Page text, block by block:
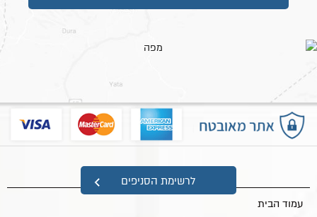
לרשימת הסניפים
מפת אתר
עמוד הבית